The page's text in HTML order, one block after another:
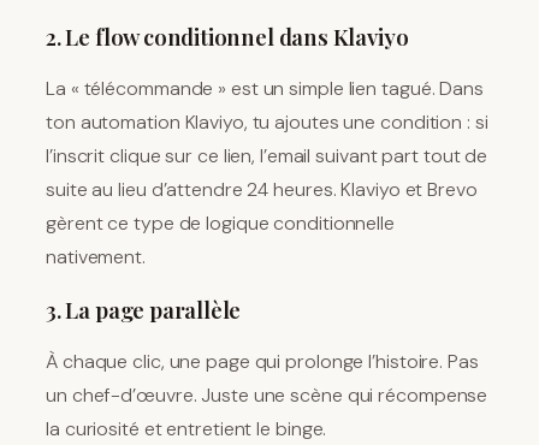
2. Le flow conditionnel dans Klaviyo
La « télécommande » est un simple lien tagué. Dans
ton automation Klaviyo, tu ajoutes une condition : si
l’inscrit clique sur ce lien, l’email suivant part tout de
suite au lieu d’attendre 24 heures. Klaviyo et Brevo
gèrent ce type de logique conditionnelle
nativement.
3. La page parallèle
À chaque clic, une page qui prolonge l’histoire. Pas
un chef-d’œuvre. Juste une scène qui récompense
la curiosité et entretient le binge.